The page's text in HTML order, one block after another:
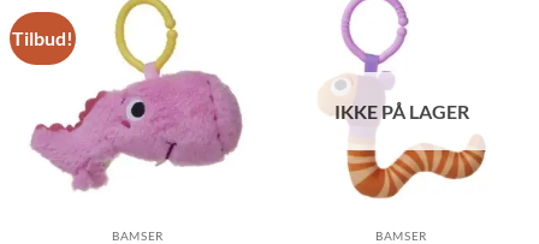
Tilbud!
BAMSER
IKKE PÅ LAGER
BAMSER